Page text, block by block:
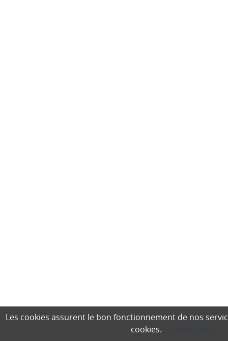
Les cookies assurent le bon fonctionnement de nos
cookies.